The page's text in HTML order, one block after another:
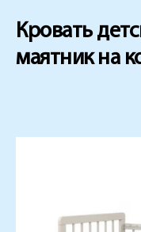
Кровать
маятник на